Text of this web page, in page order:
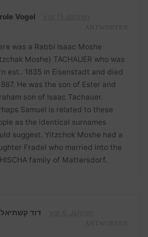
Vogel
was a Rabbi Isaac Moshe
Moshe) TACHAUER who was
est.. 1835 in Eisenstadt and died
He was the son of Ester and
son of Isaac Tachauer.
Samuel is related to these
as the identical surnames
suggest. Yitzchok Moshe had a
Fradel who married into the
family of Mattersdorf.
דוד קשתיאל